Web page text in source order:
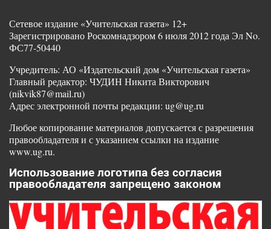
Сетевое издание «Учительская газета» 12+
Зарегистрировано Роскомнадзором 6 июля 2012 года Эл No.
ФС77-50440
Учредитель: АО «Издательский дом «Учительская газета»
Главный редактор: ЧУДИН Никита Викторович
(nikvik87@mail.ru)
Адрес электронной почты редакции: ug@ug.ru
Любое копирование материалов допускается с разрешения
правообладателя и с указанием ссылки на издание
www.ug.ru.
Использование логотипа без согласия
правообладателя запрещено законом